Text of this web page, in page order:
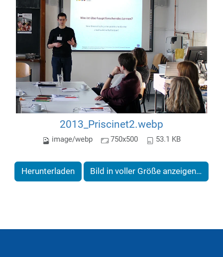
2013_Priscinet2.webp
image/webp 750x500 53.1 KB
Herunterladen Bild in voller Größe anzeigen…